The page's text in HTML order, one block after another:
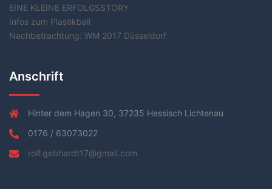
EINE KLEINE ERFOLGSSTORY
Infos zum Plastikball
Nachbetrachtung: WM 2017 Düsseldorf
Anschrift
Hinter dem Hagen 30, 37235 Hessisch Lichtenau
0176 / 63073022
rolf.gebhardt17@gmail.com